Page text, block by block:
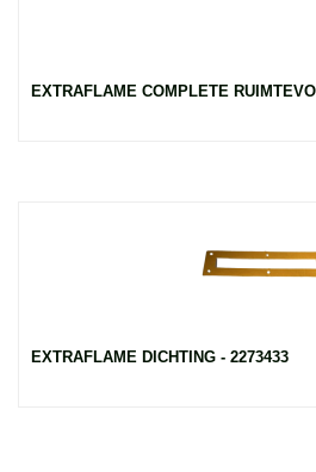
EXTRAFLAME COMPLETE
EXTRAFLAME DICHTING - 2273433